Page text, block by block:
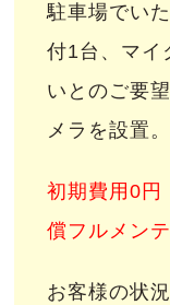
駐車場でい
付1台、マイ
いとのご要
メラを設置。
初期費用0
償フルメン
お客様の状